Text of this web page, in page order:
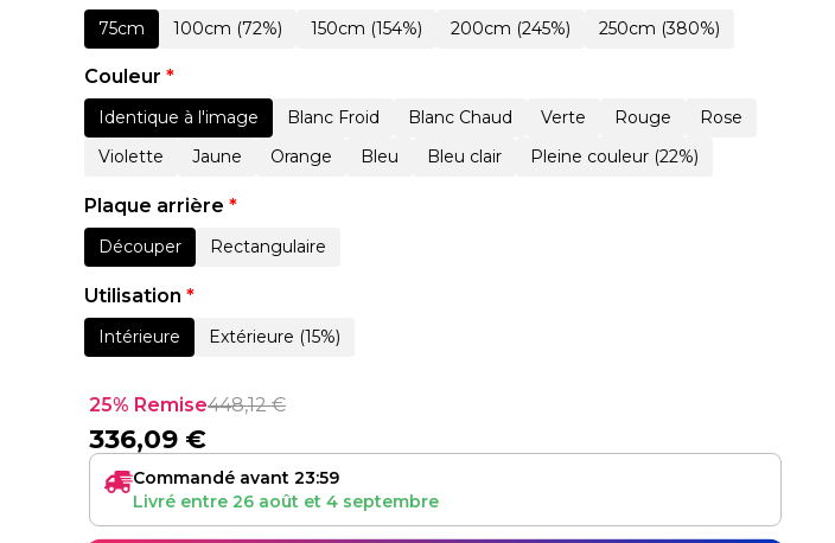
75cm 100cm (72%) 150cm (154%) 200cm (245%) 250cm (380%)
Couleur *
Identique à l'image Blanc Froid Blanc Chaud Verte Rouge
Rose
Violette
Jaune Orange Bleu Bleu clair Pleine couleur (22%)
Plaque arrière *
Découper Rectangulaire
Utilisation *
Intérieure Extérieure (15%)
25% Remise448,12€
336,09 €
Commandé avant 23:59
Livré entre 26 août et 4 septembre